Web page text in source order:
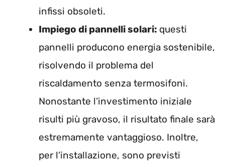
infissi obsoleti.
Impiego di pannelli solari: questi
pannelli producono energia sostenibile,
risolvendo il problema del
riscaldamento senza termosifoni.
Nonostante l’investimento iniziale
risulti più gravoso, il risultato finale sarà
estremamente vantaggioso. Inoltre,
per l’installazione, sono previsti